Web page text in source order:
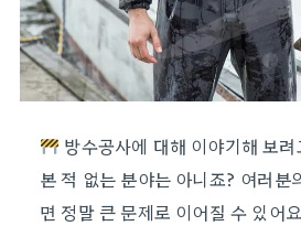
방수공사에 대해 이야기해 보
본 적 없는 분야는 아니죠? 여러분
면 정말 큰 문제로 이어질 수 있어